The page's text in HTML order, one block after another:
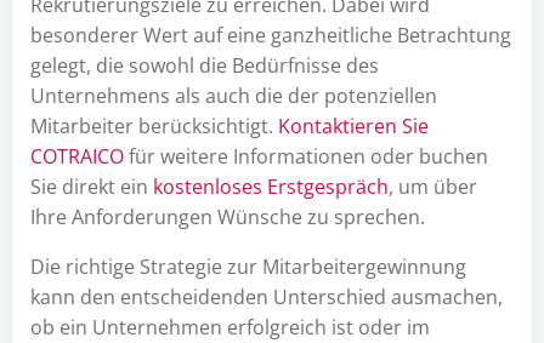
besonderer Wert auf eine ganzheitliche Betrachtung
gelegt, die sowohl die Bedürfnisse des
Unternehmens als auch die der potenziellen
Mitarbeiter berücksichtigt. Kontaktieren Sie
COTRAICOfür weitere Informationen oder buchen
Sie direkt ein kostenloses Erstgespräch, um über
Ihre Anforderungen Wünsche zu sprechen.
Die richtige Strategie zur Mitarbeitergewinnung
kann den entscheidenden Unterschied ausmachen,
ob ein Unternehmen erfolgreich ist oder im